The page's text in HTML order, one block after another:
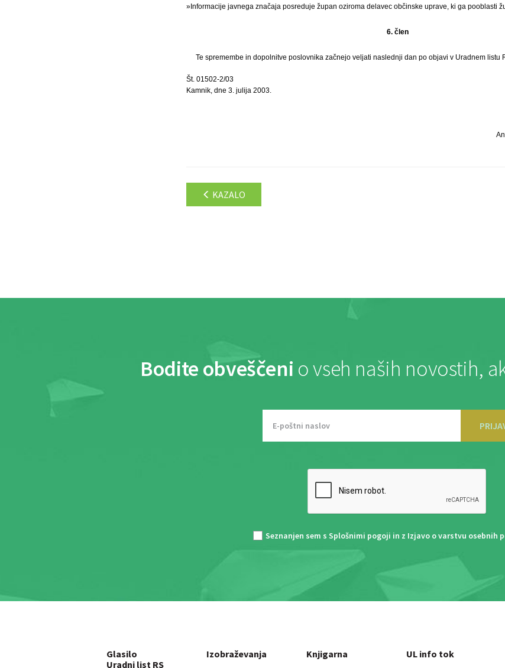
»Informacije javnega značaja posreduje župan oziroma delavec občinske uprave, ki ga pooblasti
6. člen
Te spremembe in dopolnitve poslovnika začnejo veljati naslednji dan po objavi v Uradnem listu
Št. 01502-2/03
Kamnik, dne 3. julija 2003.
KAZALO
Bodite obveščeni o vseh naših novostih,
Seznanjen sem s Splošnimi pogoji in z Izjavo o varstvu osebnih
Glasilo
Uradni list RS
Izobraževanja Knjigarna UL info tok